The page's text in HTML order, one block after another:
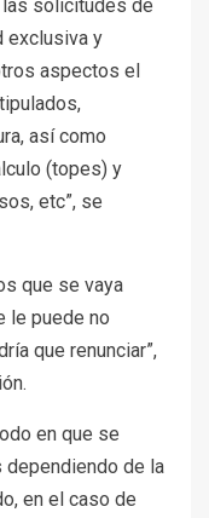
las solicitudes de
exclusiva y
aspectos el
así como
(topes) y
etc”, se
que se vaya
le puede no
que renunciar”,
en que se
dependiendo de la
en el caso de